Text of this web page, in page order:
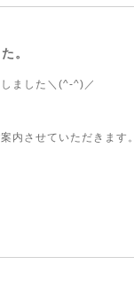
。
ました＼(^-^)／
内させていただきます。